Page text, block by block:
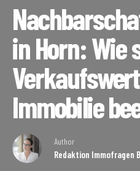
in Horn: Wie
Immobilie
Author
Redaktion Immofragen